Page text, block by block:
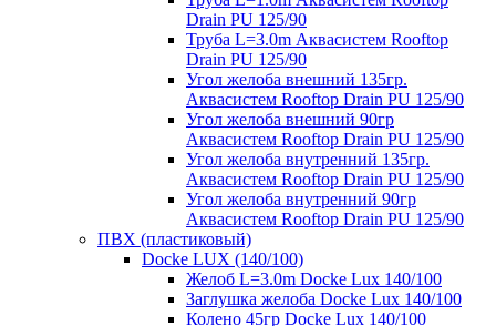
Drain PU 125/90
Труба L=3.0m Аквасистем Rooftop
Drain PU 125/90
Угол желоба внешний 135гр.
Аквасистем Rooftop Drain PU 125/90
Угол желоба внешний 90гр
Аквасистем Rooftop Drain PU 125/90
Угол желоба внутренний 135гр.
Аквасистем Rooftop Drain PU 125/90
Угол желоба внутренний 90гр
Аквасистем Rooftop Drain PU 125/90
ПВХ (пластиковый)
Docke LUX (140/100)
Желоб L=3.0m Docke Lux 140/100
Заглушка желоба Docke Lux 140/100
Колено 45гр Docke Lux 140/100